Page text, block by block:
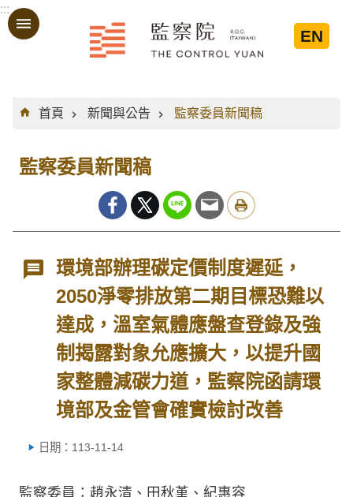
跳到主要內容區塊
:::
EN
:::
首頁
新聞與公告 監察委員新聞稿
監察委員新聞稿
環境部辦理碳定價制度遲延，
2050淨零排放第二期目標恐難以
達成，溫室氣體應盤查登錄及強
制揭露對象允應擴大，以提升國
家整體減碳力道，監察院函請環
境部及金管會確實檢討改善
日期：113-11-14
監察委員：趙永清、田秋堇、紀惠容